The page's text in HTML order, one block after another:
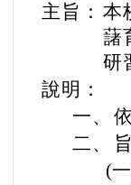
主旨： 本
藷
研
說明：
一、
二、
(